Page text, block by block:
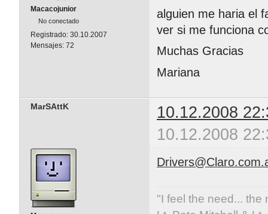
Macacojunior
No conectado
Registrado: 30.10.2007
Mensajes: 72
alguien me haria el
ver si me funciona
Muchas Gracias
Mariana
MarSAttK
10.12.2008
10.12.2008
"I feel the need... the